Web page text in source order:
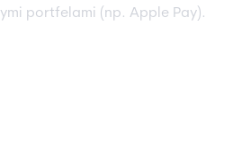
portfelami (np. Apple Pay).